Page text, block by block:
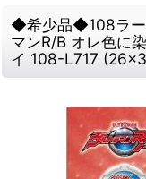
◆希少品◆108ラー
マンR/B オレ色に
イ 108-L717